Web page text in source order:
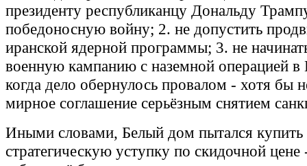
президенту республиканцу Дональду
победоносную войну; 2. не допустить
иранской ядерной программы; 3. не
военную кампанию с наземной операцией в
когда дело обернулось провалом - хотя бы
мирное соглашение серьёзным снятием
Иными словами, Белый дом пытался купить
стратегическую уступку по скидочной цене